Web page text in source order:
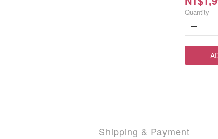
Quantity
Shipping & Payment